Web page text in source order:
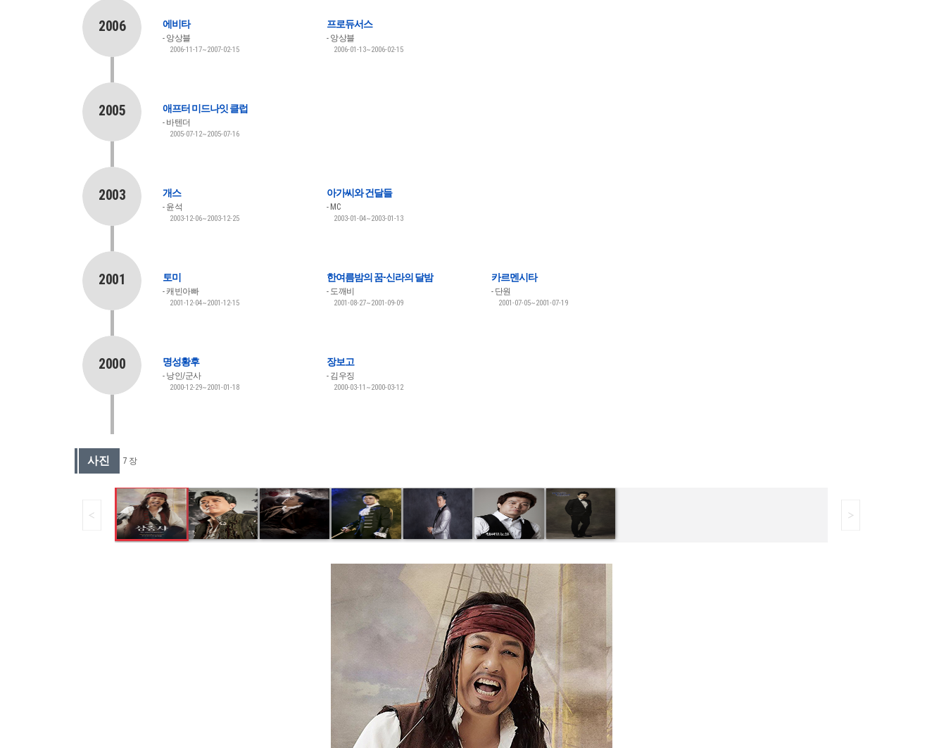
2006 에비타
앙상블
2006-11-17~2007-02-15
프로듀서스
앙상블
2006-01-13~2006-02-15
2005 애프터 미드나잇 클럽
바텐더
2005-07-12~2005-07-16
2003 개스
윤석
2003-12-06~2003-12-25
아가씨와 건달들
MC
2003-01-04~2003-01-13
2001 토미
캐빈아빠
2001-12-04~2001-12-15
한여름밤의 꿈-신라의 달밤
도깨비
2001-08-27~2001-09-09
카르멘시타
단원
2001-07-05~2001-07-19
2000 명성황후
낭인/군사
2000-12-29~2001-01-18
장보고
김우징
2000-03-11~2000-03-12
사진 7 장